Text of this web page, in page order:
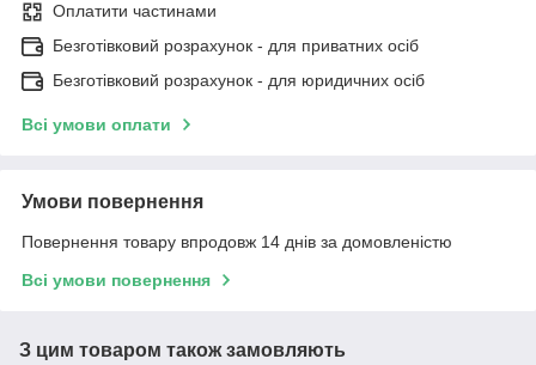
Оплатити частинами
Безготівковий розрахунок - для приватних осіб
Безготівковий розрахунок - для юридичних осіб
Всі умови оплати
Умови повернення
Повернення товару впродовж 14 днів за домовленістю
Всі умови повернення
З цим товаром також замовляють